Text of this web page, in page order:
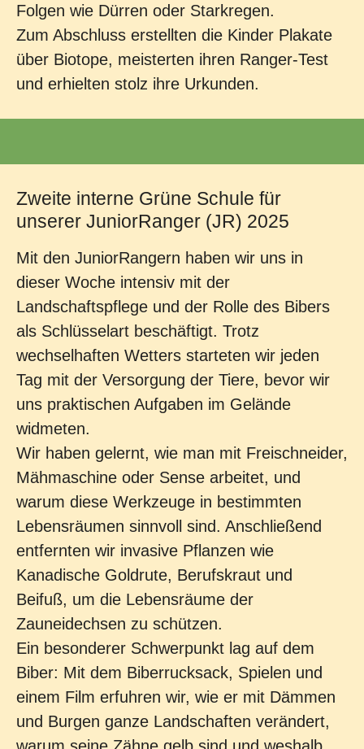
Folgen wie Dürren oder Starkregen.
Zum Abschluss erstellten die Kinder Plakate
über Biotope, meisterten ihren Ranger-Test
und erhielten stolz ihre Urkunden.
Zweite interne Grüne Schule für
unserer JuniorRanger (JR) 2025
Mit den JuniorRangern haben wir uns in
dieser Woche intensiv mit der
Landschaftspflege und der Rolle des Bibers
als Schlüsselart beschäftigt. Trotz
wechselhaften Wetters starteten wir jeden
Tag mit der Versorgung der Tiere, bevor wir
uns praktischen Aufgaben im Gelände
widmeten.
Wir haben gelernt, wie man mit Freischneider,
Mähmaschine oder Sense arbeitet, und
warum diese Werkzeuge in bestimmten
Lebensräumen sinnvoll sind. Anschließend
entfernten wir invasive Pflanzen wie
Kanadische Goldrute, Berufskraut und
Beifuß, um die Lebensräume der
Zauneidechsen zu schützen.
Ein besonderer Schwerpunkt lag auf dem
Biber: Mit dem Biberrucksack, Spielen und
einem Film erfuhren wir, wie er mit Dämmen
und Burgen ganze Landschaften verändert,
warum seine Zähne gelb sind und weshalb